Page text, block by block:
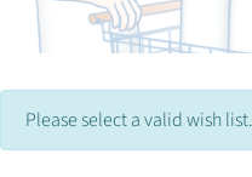
Please select a valid wish list.